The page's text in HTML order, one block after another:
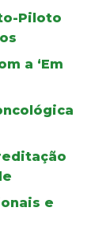
Piloto
a ‘Em
e